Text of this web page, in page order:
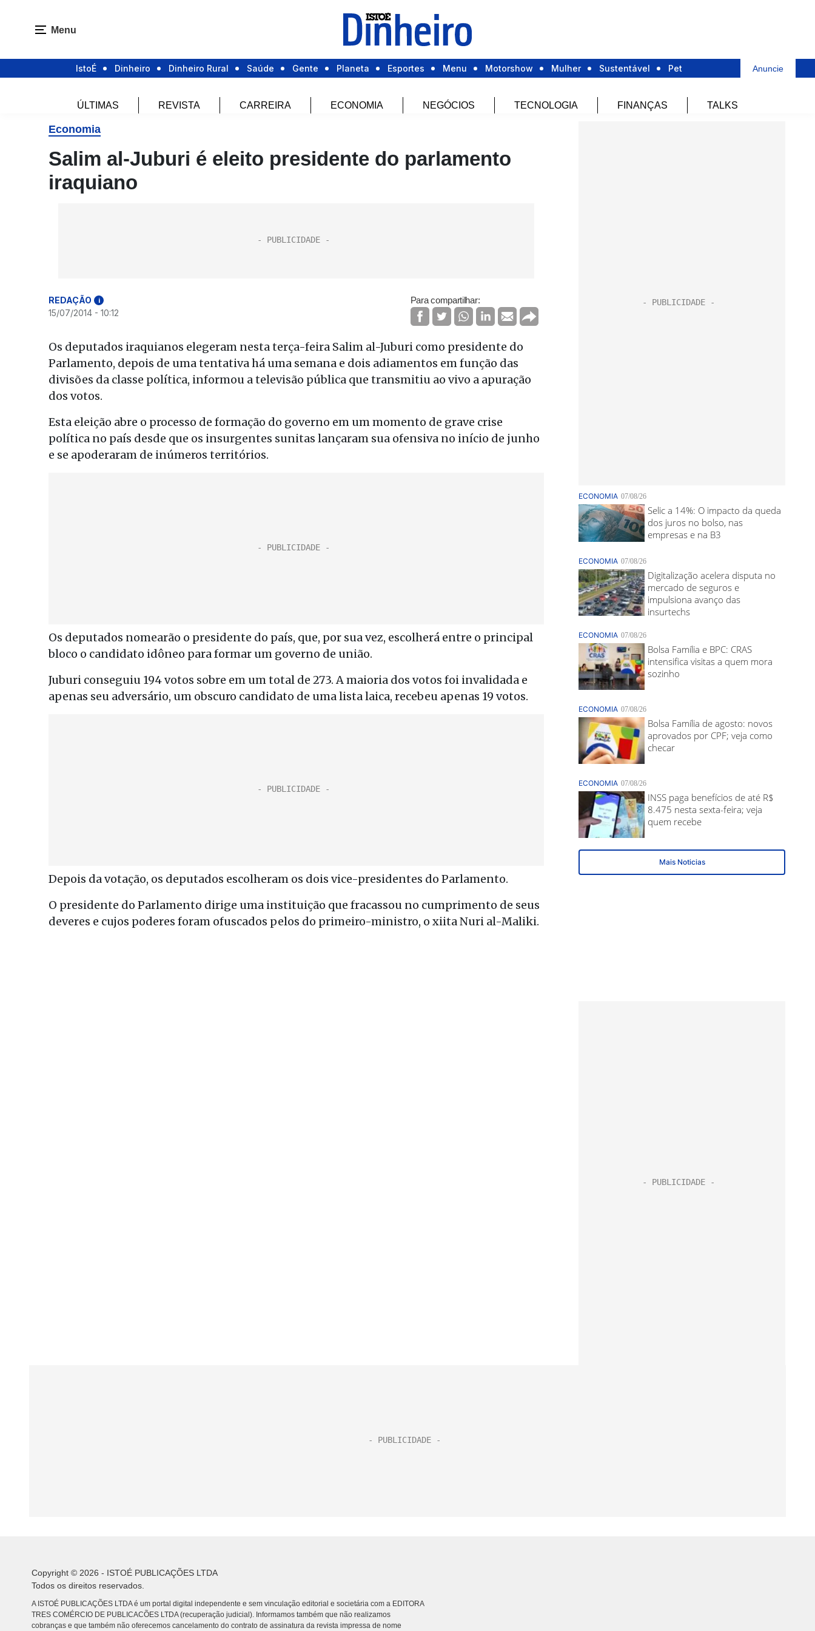
Menu
IstoÉ Dinheiro Dinheiro Rural Saúde Gente Planeta Esportes Menu Motorshow Mulher Sustentável Pet Anuncie
ÚLTIMAS REVISTA CARREIRA ECONOMIA NEGÓCIOS TECNOLOGIA FINANÇAS TALKS
Economia
Salim al-Juburi é eleito presidente do parlamento
iraquiano
REDAÇÃO i
15/07/2014 - 10:12
Para compartilhar:
Os deputados iraquianos elegeram nesta terça-feira Salim al-Juburi como presidente do
Parlamento, depois de uma tentativa há uma semana e dois adiamentos em função das
divisões da classe política, informou a televisão pública que transmitiu ao vivo a apuração
dos votos.
Esta eleição abre o processo de formação do governo em um momento de grave crise
política no país desde que os insurgentes sunitas lançaram sua ofensiva no início de junho
e se apoderaram de inúmeros territórios.
Os deputados nomearão o presidente do país, que, por sua vez, escolherá entre o principal
bloco o candidato idôneo para formar um governo de união.
Juburi conseguiu 194 votos sobre em um total de 273. A maioria dos votos foi invalidada e
apenas seu adversário, um obscuro candidato de uma lista laica, recebeu apenas 19 votos.
Depois da votação, os deputados escolheram os dois vice-presidentes do Parlamento.
O presidente do Parlamento dirige uma instituição que fracassou no cumprimento de seus
deveres e cujos poderes foram ofuscados pelos do primeiro-ministro, o xiita Nuri al-Maliki.
Copyright © 2026 - ISTOÉ PUBLICAÇÕES LTDA
Todos os direitos reservados.
A ISTOÉ PUBLICAÇÕES LTDA é um portal digital independente e sem vinculação editorial e societária com a EDITORA
TRES COMÉRCIO DE PUBLICACÕES LTDA (recuperação judicial). Informamos também que não realizamos
cobranças e que também não oferecemos cancelamento do contrato de assinatura da revista impressa de nome